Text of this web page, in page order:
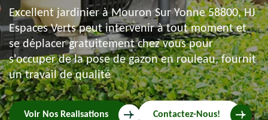
Excellent jardinier à Mouron Sur Yonne 58800, HJ
Espaces Verts peut intervenir à tout moment et
se déplacer gratuitement chez vous pour
s'occuper de la pose de gazon en rouleau, fournit
un travail de qualité
Voir Nos Realisations Contactez-Nous!